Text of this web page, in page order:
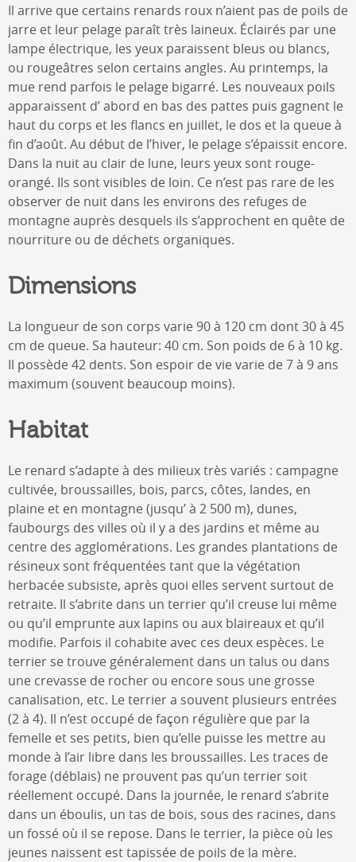
Il arrive que certains renards roux n’aient pas de poils de
jarre et leur pelage paraît très laineux. Éclairés par une
lampe électrique, les yeux paraissent bleus ou blancs,
ou rougeâtres selon certains angles. Au printemps, la
mue rend parfois le pelage bigarré. Les nouveaux poils
apparaissent d’ abord en bas des pattes puis gagnent le
haut du corps et les flancs en juillet, le dos et la queue à
fin d’août. Au début de l’hiver, le pelage s’épaissit encore.
Dans la nuit au clair de lune, leurs yeux sont rouge-
orangé. Ils sont visibles de loin. Ce n’est pas rare de les
observer de nuit dans les environs des refuges de
montagne auprès desquels ils s’approchent en quête de
nourriture ou de déchets organiques.
Dimensions
La longueur de son corps varie 90 à 120 cm dont 30 à 45
cm de queue. Sa hauteur: 40 cm. Son poids de 6 à 10 kg.
Il possède 42 dents. Son espoir de vie varie de 7 à 9 ans
maximum (souvent beaucoup moins).
Habitat
Le renard s’adapte à des milieux très variés : campagne
cultivée, broussailles, bois, parcs, côtes, landes, en
plaine et en montagne (jusqu’ à 2 500 m), dunes,
faubourgs des villes où il y a des jardins et même au
centre des agglomérations. Les grandes plantations de
résineux sont fréquentées tant que la végétation
herbacée subsiste, après quoi elles servent surtout de
retraite. Il s’abrite dans un terrier qu’il creuse lui même
ou qu’il emprunte aux lapins ou aux blaireaux et qu’il
modifie. Parfois il cohabite avec ces deux espèces. Le
terrier se trouve généralement dans un talus ou dans
une crevasse de rocher ou encore sous une grosse
canalisation, etc. Le terrier a souvent plusieurs entrées
(2 à 4). Il n’est occupé de façon régulière que par la
femelle et ses petits, bien qu’elle puisse les mettre au
monde à l’air libre dans les broussailles. Les traces de
forage (déblais) ne prouvent pas qu’un terrier soit
réellement occupé. Dans la journée, le renard s’abrite
dans un éboulis, un tas de bois, sous des racines, dans
un fossé où il se repose. Dans le terrier, la pièce où les
jeunes naissent est tapissée de poils de la mère.